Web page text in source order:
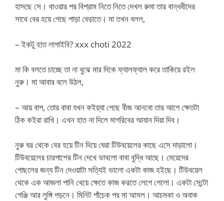
হাসছে সে। খাওয়ার পর বিশ্রাম নিতে নিতে দেখল রুমা তার বান্ধবীদের
সাথে বের হয়ে গেছে পাড়া বেড়াতে। মা তখন বলল,
– ইকটু হাত লাগাইবি? xxx choti 2022
মা কি বলতে চাচ্ছে তা না বুঝে মার দিকে ফ্যালফ্যাল করে তাকিয়ে রইল
নুরু। মা আবার বলে উঠল,
– আয় বাপ, তোর বাবা যখন কইয়্যা গেছে বীজ আনবো তার আগে ক্ষেতটা
ঠিক কইরা রাখি। এখন হাত না দিলে মাগরিবের আযান দিয়া দিব।
নুরু ঘর থেকে বের হয়ে টিন দিয়ে ঘেরা টিউবয়েলের কাছে এসে দাড়ালো।
টিউবয়েলের চারপাশের টিন দেখে ভাবলো বাবা বুদ্ধি আছে। মেয়েদের
গোছলের জন্য টিন দেওয়াটা সত্যিই ভালো একটা কাজ হইছে। টিউবয়েল
থেকে এক আজলা পানি খেয়ে ক্ষেতে কাজ করতে লেগে গেলো। একটা সেন্টো
গেঞ্জি আর লুঙ্গি পড়নে। মিনিট পাঁচেক পর মা আসল। আচমকা ও অবাক